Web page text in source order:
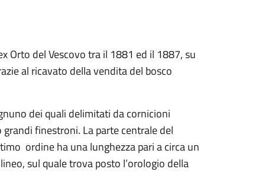
Orto del Vescovo tra il 1881 ed il 1887, su
al ricavato della vendita del bosco
dei quali delimitati da cornicioni
finestroni. La parte centrale del
ordine ha una lunghezza pari a circa un
sul quale trova posto l’orologio della